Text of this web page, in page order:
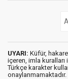
UYARI: Küfür,
içeren, imla kuralları
Türkçe karakter
onaylanmamaktadır.